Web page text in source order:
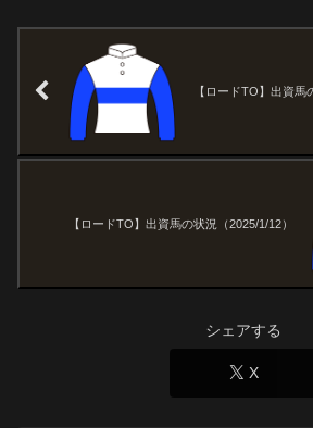
【ロードTO】出資馬
【ロードTO】出資馬の状況（2025/1/12）
シェアする
X